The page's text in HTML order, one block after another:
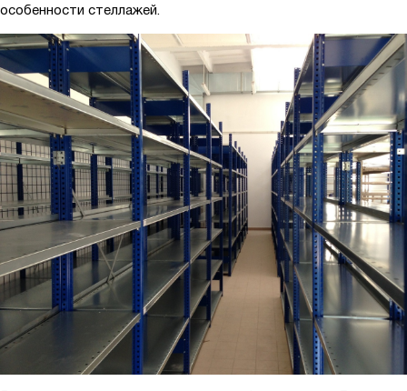
особенности стеллажей.